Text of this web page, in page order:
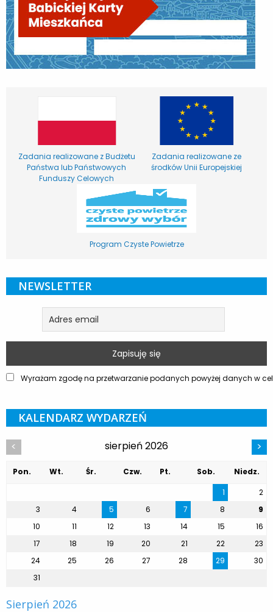
Zadania realizowane z Budżetu
Państwa lub Państwowych
Funduszy Celowych
Zadania realizowane ze
środków Unii Europejskiej
Program Czyste Powietrze
NEWSLETTER
Wyrażam zgodę na przetwarzanie podanych powyżej danych w
KALENDARZ WYDARZEŃ
< sierpień 2026 >
Pon. Wt. Śr. Czw. Pt. Sob.
Niedz.
1
2
3
4 5 6 7 8
9
10
11 12 13 14 15
16
17
18 19 20 21 22
23
24
25 26 27 28 29
30
31
Sierpień 2026